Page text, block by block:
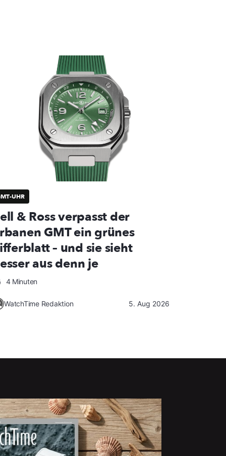
UHR
& Ross verpasst der
GMT ein grünes
– und sie sieht
aus denn je
4 Minuten
WatchTime Redaktion 5. Aug 2026